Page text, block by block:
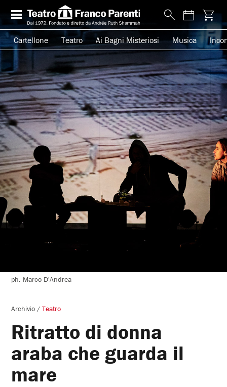
Cartellone Teatro Ai Bagni Misteriosi Musica
ph. Marco D'Andrea
Archivio /Teatro
Ritratto di donna
araba che guarda il
mare